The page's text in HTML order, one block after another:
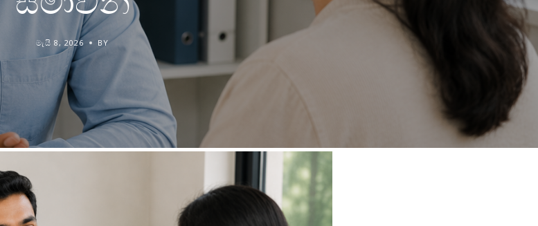
මැයි 8, 2026 BY